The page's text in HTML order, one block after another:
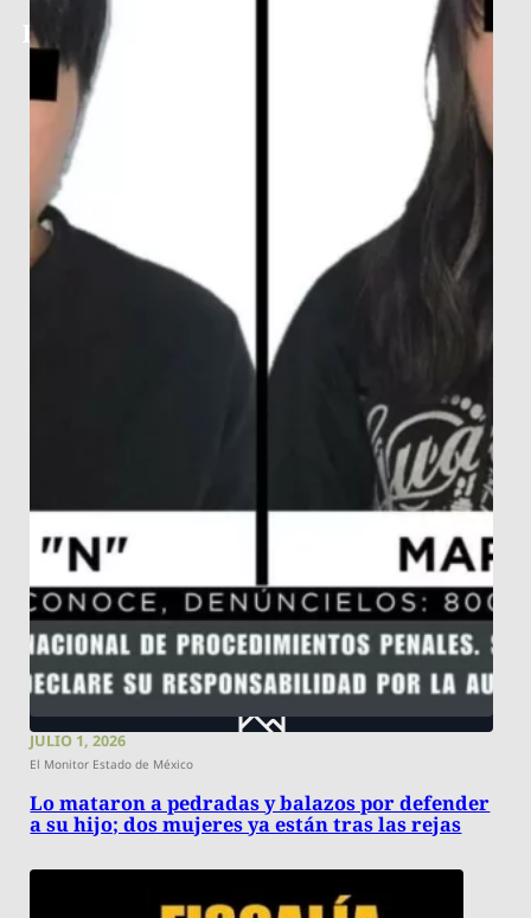
JULIO 1, 2026
El Monitor Estado de México
Lo mataron a pedradas y balazos por defender
a su hijo; dos mujeres ya están tras las rejas